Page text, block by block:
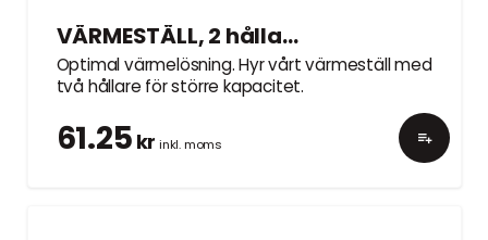
VÄRMESTÄLL, 2 hållare, 40cm
Optimal värmelösning. Hyr vårt värmeställ med
två hållare för större kapacitet.
61.25 kr inkl. moms